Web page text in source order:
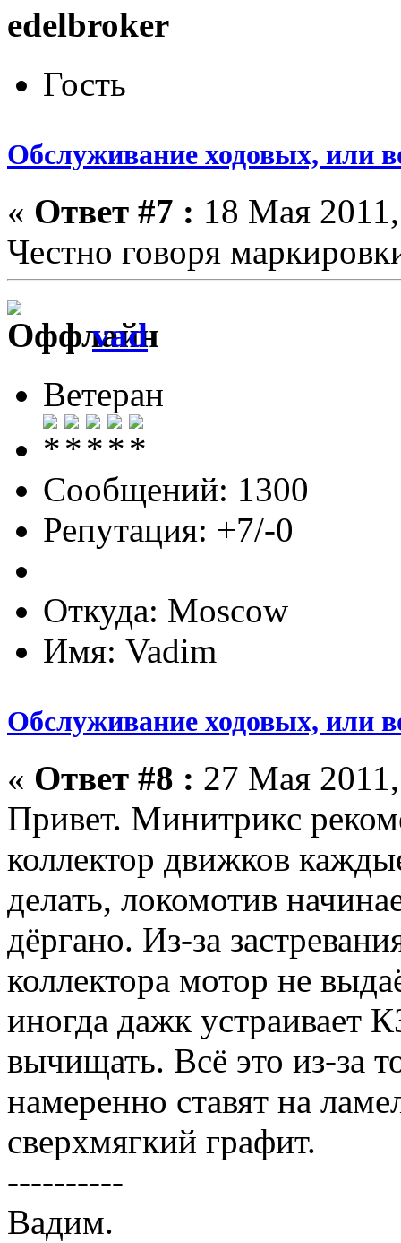
edelbroker
Гость
Обслуживание ходовых, или
« Ответ #7 : 18 Мая
Честно говоря
vad
Ветеран
Сообщений: 1300
Репутация: +7/-0
Откуда: Moscow
Имя: Vadim
Обслуживание ходовых, или
« Ответ #8 : 27 Мая
Привет. Минитрикс
коллектор движков
делать, локомотив
дёргано. Из-за
коллектора мотор не
иногда дажк
вычищать. Всё это из-за
намеренно ставят на
сверхмягкий графит.
----------
Вадим.